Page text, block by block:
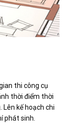
thi công cụ
thời điểm thời
kế hoạch chi
phát sinh.